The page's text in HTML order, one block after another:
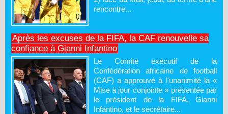
rencontre...
Après les excuses de la FIFA, la CAF renouvelle sa
confiance à Gianni Infantino
Le Comité exécutif de la
Confédération africaine de football
(CAF) a approuvé à l'unanimité la «
Mise à jour conjointe » présentée par
le président de la FIFA, Gianni
Infantino, et le secrétaire...